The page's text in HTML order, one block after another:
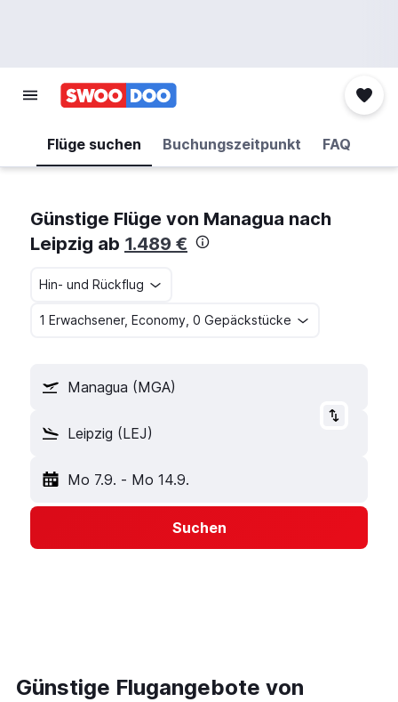
Flüge suchen Buchungszeitpunkt FAQ
Günstige Flüge von Managua nach
Leipzig ab 1.489 €
Hin- und Rückflug
1 Erwachsener, Economy, 0 Gepäckstücke
Managua (MGA)
Leipzig (LEJ)
Mo 7.9. - Mo 14.9.
Suchen
Günstige Flugangebote von